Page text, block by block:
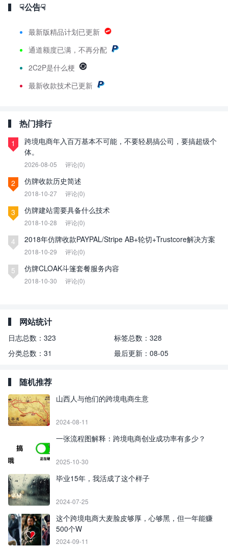
☟公告☟
最新版精品计划已更新
通道额度已满，不再分配
2C2P是什么梗
最新收款技术已更新
热门排行
1
跨境电商年入百万基本不可能，不要轻易搞公司，要搞超级个
体。
2026-08-05 评论(0)
2 仿牌收款历史简述
2018-10-27 评论(0)
3 仿牌建站需要具备什么技术
2018-10-28 评论(0)
4 2018年仿牌收款PAYPAL/Stripe AB+轮切+Trustcore解决方案
2018-10-29 评论(0)
5 仿牌CLOAK斗篷套餐服务内容
2018-10-30 评论(0)
网站统计
日志总数： 323 标签总数： 328
分类总数： 31 最后更新： 08-05
随机推荐
山西人与他们的跨境电商生意
2024-08-11
一张流程图解释：跨境电商创业成功率有多少？
2025-10-30
毕业15年，我活成了这个样子
2024-07-25
这个跨境电商大麦脸皮够厚，心够黑，但一年能赚
500个W
2024-09-11